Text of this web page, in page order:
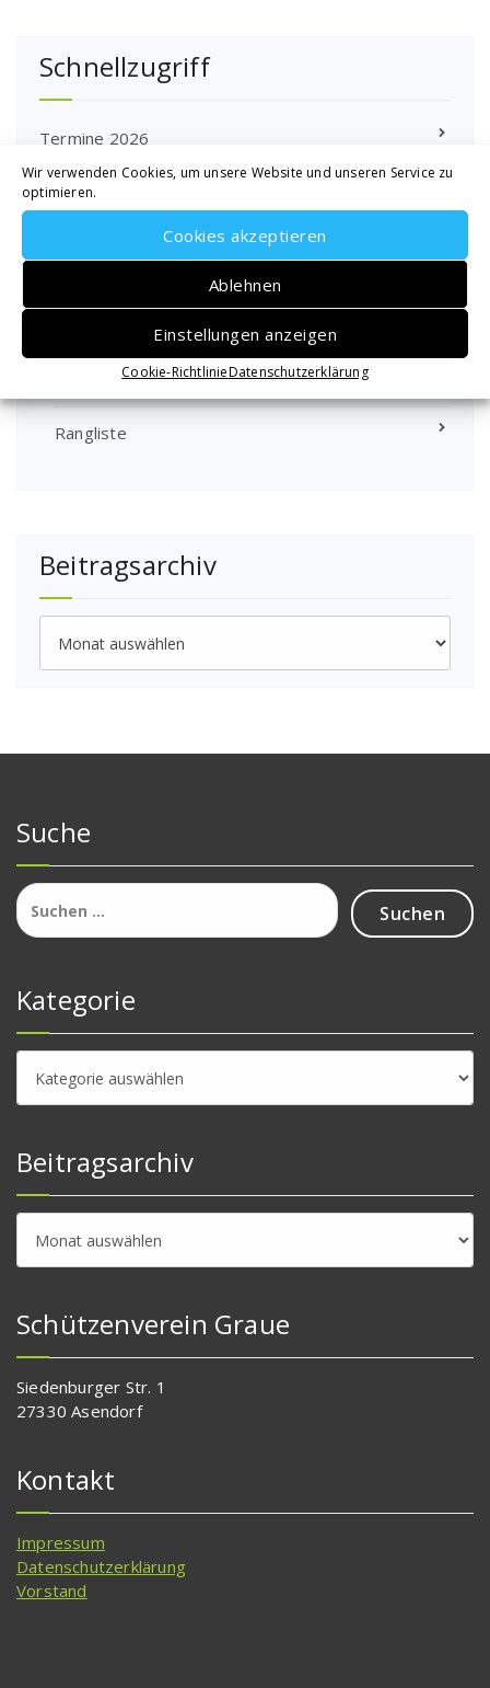
Wir verwenden Cookies, um unsere Website und unseren Service zu
optimieren.
Cookies akzeptieren
Ablehnen
Einstellungen anzeigen
Cookie-RichtlinieDatenschutzerklärung
Schnellzugriff
Termine 2026
Altpapiersammlung 2026
Team-Duell 2026
Rangliste
Beitragsarchiv
Suche
Suchen
nach:
Kategorie
Kategorie
Beitragsarchiv
Beitragsarchiv
Schützenverein Graue
Siedenburger Str. 1
27330 Asendorf
Kontakt
Impressum
Datenschutzerklärung
Vorstand